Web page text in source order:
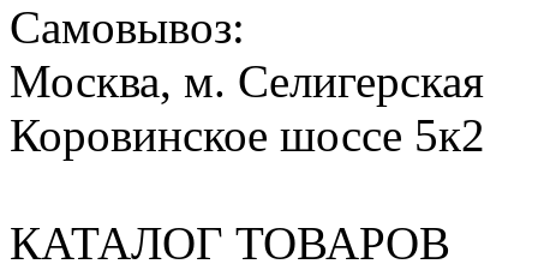
Cамовывоз:
Москва, м. Селигерская
Коровинское шоссе 5к2
КАТАЛОГ ТОВАРОВ